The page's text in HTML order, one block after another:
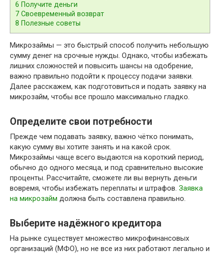
6 Получите деньги
7 Своевременный возврат
8 Полезные советы
Микрозаймы — это быстрый способ получить небольшую
сумму денег на срочные нужды. Однако, чтобы избежать
лишних сложностей и повысить шансы на одобрение,
важно правильно подойти к процессу подачи заявки.
Далее расскажем, как подготовиться и подать заявку на
микрозайм, чтобы все прошло максимально гладко.
Определите свои потребности
Прежде чем подавать заявку, важно чётко понимать,
какую сумму вы хотите занять и на какой срок.
Микрозаймы чаще всего выдаются на короткий период,
обычно до одного месяца, и под сравнительно высокие
проценты. Рассчитайте, сможете ли вы вернуть деньги
вовремя, чтобы избежать переплаты и штрафов. Заявка
на микрозайм должна быть составлена правильно.
Выберите надёжного кредитора
На рынке существует множество микрофинансовых
организаций (МФО), но не все из них работают легально и